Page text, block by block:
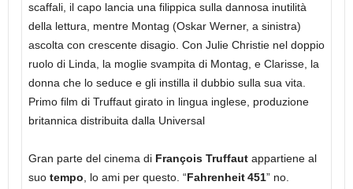
scaffali, il capo lancia una filippica sulla dannosa inutilità
della lettura, mentre Montag (Oskar Werner, a sinistra)
ascolta con crescente disagio. Con Julie Christie nel doppio
ruolo di Linda, la moglie svampita di Montag, e Clarisse, la
donna che lo seduce e gli instilla il dubbio sulla sua vita.
Primo film di Truffaut girato in lingua inglese, produzione
britannica distribuita dalla Universal
Gran parte del cinema di François Truffaut appartiene al
suo tempo , lo ami per questo. “Fahrenheit 451” no.